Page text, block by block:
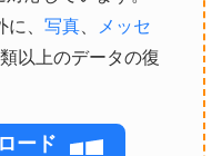
、 写真
メッセ
以上のデータの復
ード